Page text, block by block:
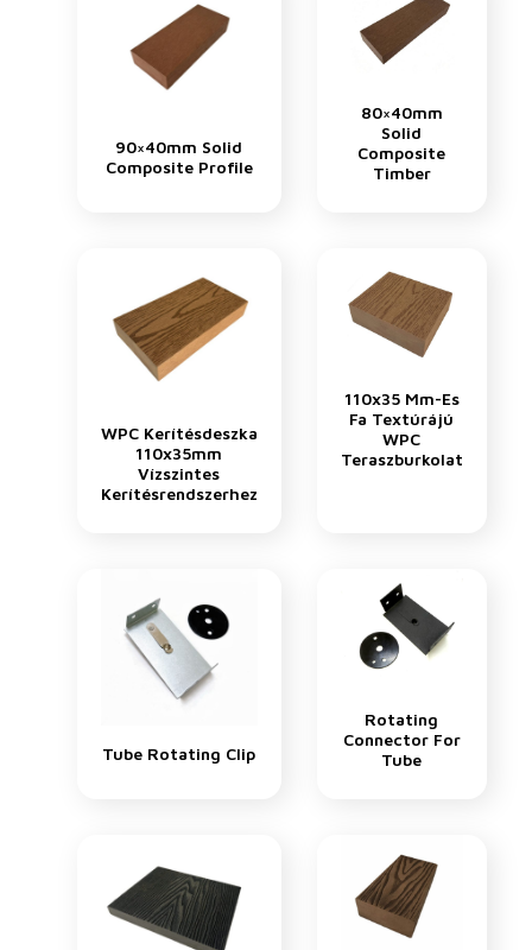
90×40mm Solid
Composite Profile
80×40mm
Solid
Composite
Timber
WPC Kerítésdeszka
110x35mm
Vízszintes
Kerítésrendszerhez
110x35 Mm-Es
Fa Textúrájú
WPC
Teraszburkolat
Tube Rotating Clip
Rotating
Connector For
Tube